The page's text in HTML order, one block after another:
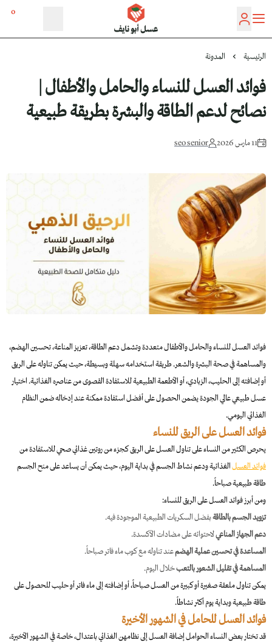
عسل أبو نايف
0
الرئيسية المدونة
فوائد العسل للنساء والحامل والأطفال |
نصائح لدعم الطاقة والبشرة بطريقة طبيعية
11 مارس 2026 seo senior
فوائد العسل للنساء والحامل والأطفال متعددة وتشمل دعم الطاقة، تعزيز المناعة، تحسين الهضم،
والمساهمة في صحة البشرة والشعر. طريقة استخدامه سهلة وبسيطة، حيث يمكن تناوله على الريق
أو إضافته إلى الحليب، الزبادي، أو الأطعمة الطبيعية للاستفادة القصوى من عناصره الغذائية. اختيار
عسل طبيعي عالي الجودة يضمن الحصول على أفضل استفادة ممكنة عند إدخاله ضمن النظام
الغذائي اليومي.
فوائد العسل على الريق للنساء
يحرص الكثير من النساء على تناول العسل على الريق كجزء من روتين غذائي صحي للاستفادة من
فوائد العسلالغذائية ودعم نشاط الجسم في بداية اليوم، حيث يمكن أن يساعد على منح الجسم
طاقة طبيعية صباحاً.
ومن أبرز فوائد العسل على الريق للنساء:
تزويد الجسم بالطاقةبفضل السكريات الطبيعية الموجودة فيه.
دعم الجهاز المناعيلاحتوائه على مضادات الأكسدة.
المساعدة في تحسين عملية الهضمعند تناوله مع كوب ماء فاتر صباحاً.
المساهمة في تقليل الشعور بالتعبخلال اليوم.
يمكن تناول ملعقة صغيرة أو كبيرة من العسل صباحاً، أو إضافته إلى ماء فاتر أو حليب للحصول على
طاقة طبيعية وبداية يوم أكثر نشاطاً.
فوائد العسل للحامل في الشهور الأخيرة
قد تختار بعض النساء الحوامل إضافة العسل إلى نظامهن الغذائي باعتدال، خاصة في الشهور الأخيرة،